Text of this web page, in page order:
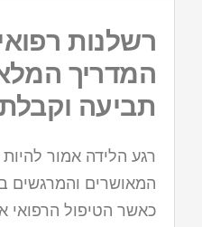
רשלנות
המדריך
תביעה וקבלת
רגע הלידה אמור
המאושרים והמרגשים
כאשר הטיפול הרפואי